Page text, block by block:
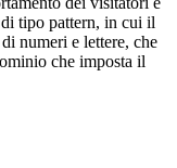
tipo pattern, in cui il
numeri e lettere, che
che imposta il